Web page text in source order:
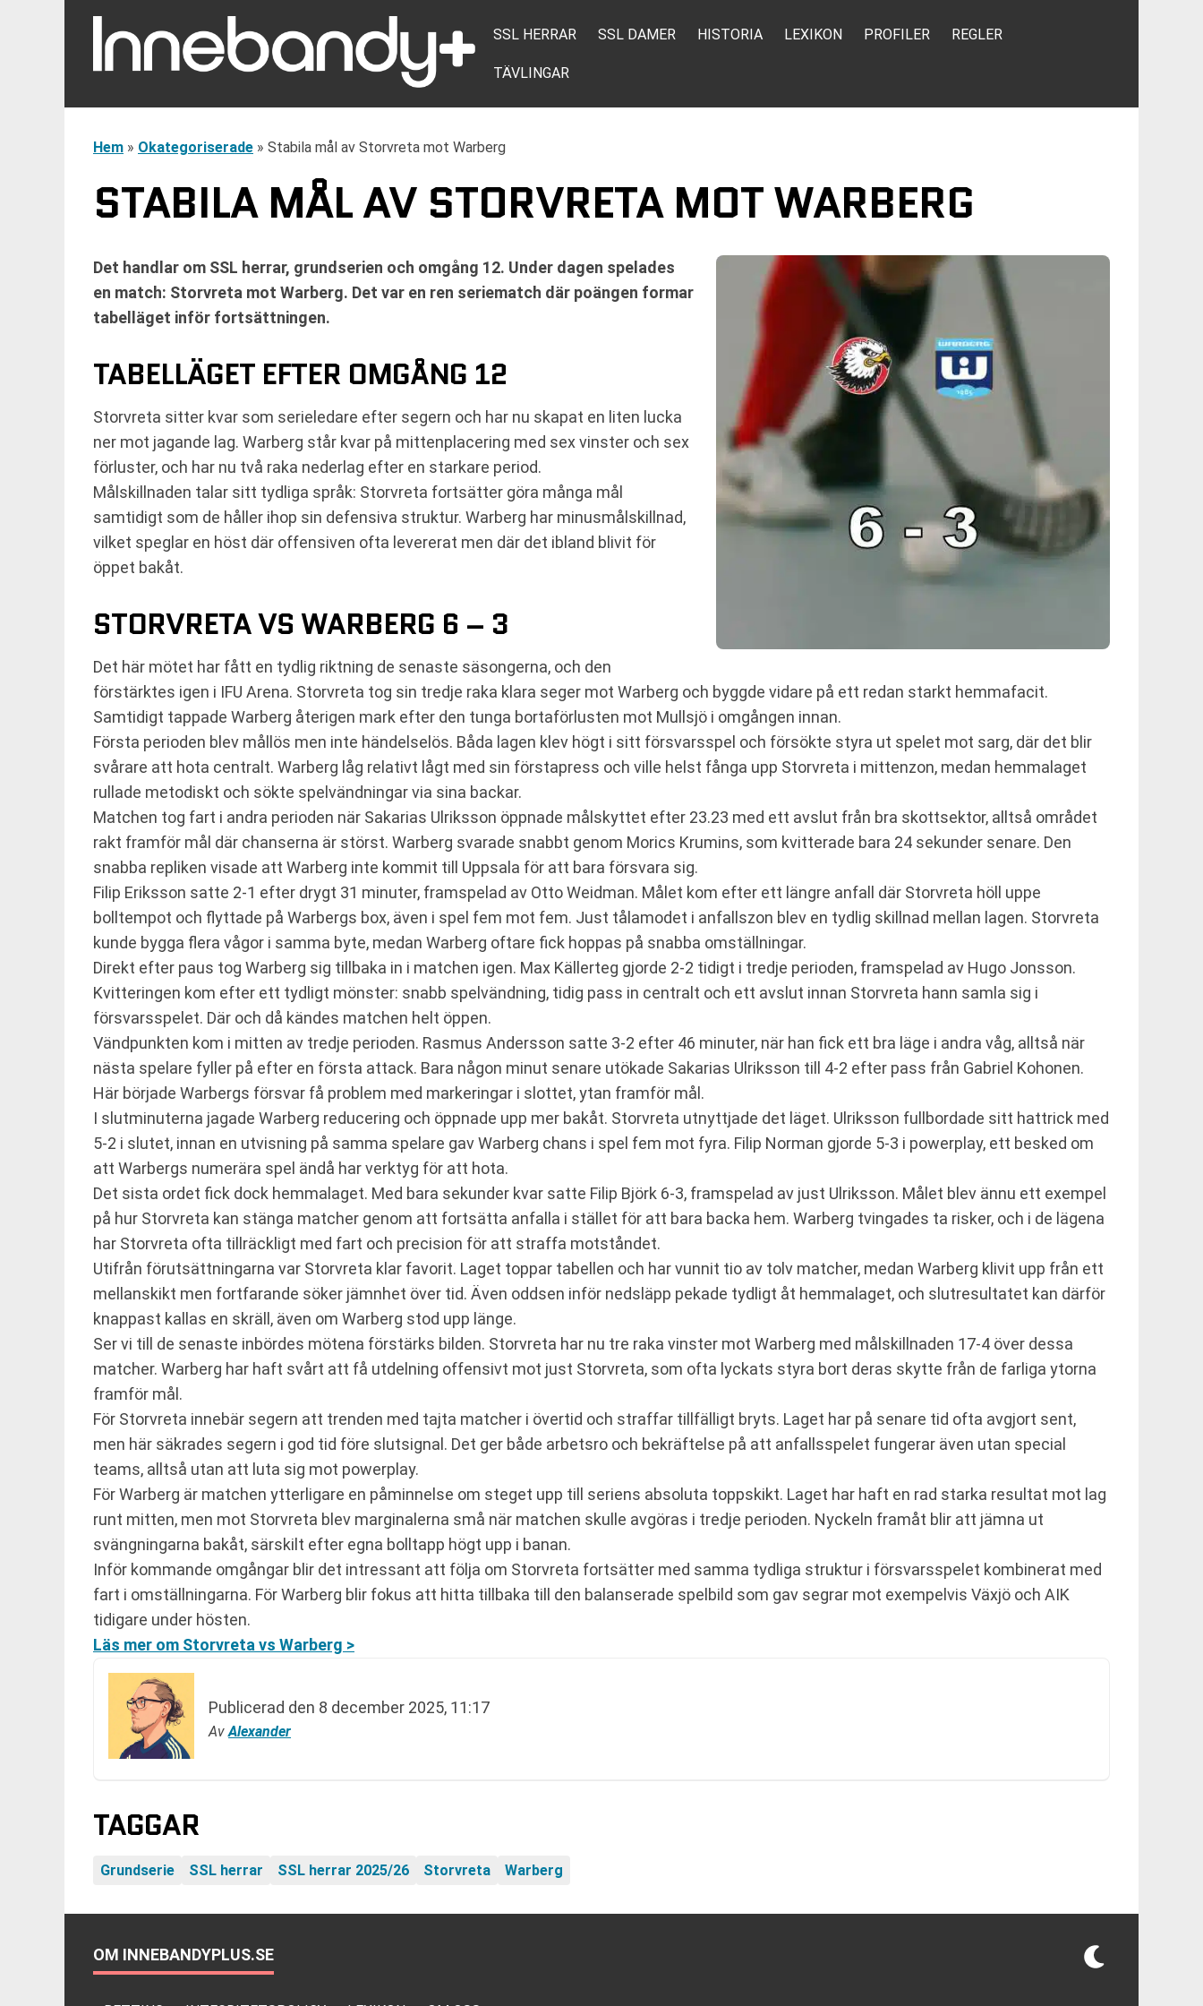
SSL HERRAR SSL DAMER HISTORIA LEXIKON PROFILER REGLER
TÄVLINGAR
Hem » Okategoriserade » Stabila mål av Storvreta mot Warberg
STABILA MÅL AV STORVRETA MOT WARBERG
Det handlar om SSL herrar, grundserien och omgång 12. Under dagen spelades
en match: Storvreta mot Warberg. Det var en ren seriematch där poängen formar
tabelläget inför fortsättningen.
TABELLÄGET EFTER OMGÅNG 12
Storvreta sitter kvar som serieledare efter segern och har nu skapat en liten lucka
ner mot jagande lag. Warberg står kvar på mittenplacering med sex vinster och sex
förluster, och har nu två raka nederlag efter en starkare period.
Målskillnaden talar sitt tydliga språk: Storvreta fortsätter göra många mål
samtidigt som de håller ihop sin defensiva struktur. Warberg har minusmålskillnad,
vilket speglar en höst där offensiven ofta levererat men där det ibland blivit för
öppet bakåt.
STORVRETA VS WARBERG 6 – 3
Det här mötet har fått en tydlig riktning de senaste säsongerna, och den
förstärktes igen i IFU Arena. Storvreta tog sin tredje raka klara seger mot Warberg och byggde vidare på ett redan starkt hemmafacit.
Samtidigt tappade Warberg återigen mark efter den tunga bortaförlusten mot Mullsjö i omgången innan.
Första perioden blev mållös men inte händelselös. Båda lagen klev högt i sitt försvarsspel och försökte styra ut spelet mot sarg, där det blir
svårare att hota centralt. Warberg låg relativt lågt med sin förstapress och ville helst fånga upp Storvreta i mittenzon, medan hemmalaget
rullade metodiskt och sökte spelvändningar via sina backar.
Matchen tog fart i andra perioden när Sakarias Ulriksson öppnade målskyttet efter 23.23 med ett avslut från bra skottsektor, alltså området
rakt framför mål där chanserna är störst. Warberg svarade snabbt genom Morics Krumins, som kvitterade bara 24 sekunder senare. Den
snabba repliken visade att Warberg inte kommit till Uppsala för att bara försvara sig.
Filip Eriksson satte 2-1 efter drygt 31 minuter, framspelad av Otto Weidman. Målet kom efter ett längre anfall där Storvreta höll uppe
bolltempot och flyttade på Warbergs box, även i spel fem mot fem. Just tålamodet i anfallszon blev en tydlig skillnad mellan lagen. Storvreta
kunde bygga flera vågor i samma byte, medan Warberg oftare fick hoppas på snabba omställningar.
Direkt efter paus tog Warberg sig tillbaka in i matchen igen. Max Källerteg gjorde 2-2 tidigt i tredje perioden, framspelad av Hugo Jonsson.
Kvitteringen kom efter ett tydligt mönster: snabb spelvändning, tidig pass in centralt och ett avslut innan Storvreta hann samla sig i
försvarsspelet. Där och då kändes matchen helt öppen.
Vändpunkten kom i mitten av tredje perioden. Rasmus Andersson satte 3-2 efter 46 minuter, när han fick ett bra läge i andra våg, alltså när
nästa spelare fyller på efter en första attack. Bara någon minut senare utökade Sakarias Ulriksson till 4-2 efter pass från Gabriel Kohonen.
Här började Warbergs försvar få problem med markeringar i slottet, ytan framför mål.
I slutminuterna jagade Warberg reducering och öppnade upp mer bakåt. Storvreta utnyttjade det läget. Ulriksson fullbordade sitt hattrick med
5-2 i slutet, innan en utvisning på samma spelare gav Warberg chans i spel fem mot fyra. Filip Norman gjorde 5-3 i powerplay, ett besked om
att Warbergs numerära spel ändå har verktyg för att hota.
Det sista ordet fick dock hemmalaget. Med bara sekunder kvar satte Filip Björk 6-3, framspelad av just Ulriksson. Målet blev ännu ett exempel
på hur Storvreta kan stänga matcher genom att fortsätta anfalla i stället för att bara backa hem. Warberg tvingades ta risker, och i de lägena
har Storvreta ofta tillräckligt med fart och precision för att straffa motståndet.
Utifrån förutsättningarna var Storvreta klar favorit. Laget toppar tabellen och har vunnit tio av tolv matcher, medan Warberg klivit upp från ett
mellanskikt men fortfarande söker jämnhet över tid. Även oddsen inför nedsläpp pekade tydligt åt hemmalaget, och slutresultatet kan därför
knappast kallas en skräll, även om Warberg stod upp länge.
Ser vi till de senaste inbördes mötena förstärks bilden. Storvreta har nu tre raka vinster mot Warberg med målskillnaden 17-4 över dessa
matcher. Warberg har haft svårt att få utdelning offensivt mot just Storvreta, som ofta lyckats styra bort deras skytte från de farliga ytorna
framför mål.
För Storvreta innebär segern att trenden med tajta matcher i övertid och straffar tillfälligt bryts. Laget har på senare tid ofta avgjort sent,
men här säkrades segern i god tid före slutsignal. Det ger både arbetsro och bekräftelse på att anfallsspelet fungerar även utan special
teams, alltså utan att luta sig mot powerplay.
För Warberg är matchen ytterligare en påminnelse om steget upp till seriens absoluta toppskikt. Laget har haft en rad starka resultat mot lag
runt mitten, men mot Storvreta blev marginalerna små när matchen skulle avgöras i tredje perioden. Nyckeln framåt blir att jämna ut
svängningarna bakåt, särskilt efter egna bolltapp högt upp i banan.
Inför kommande omgångar blir det intressant att följa om Storvreta fortsätter med samma tydliga struktur i försvarsspelet kombinerat med
fart i omställningarna. För Warberg blir fokus att hitta tillbaka till den balanserade spelbild som gav segrar mot exempelvis Växjö och AIK
tidigare under hösten.
Läs mer om Storvreta vs Warberg >
Publicerad den 8 december 2025, 11:17
AvAlexander
TAGGAR
Grundserie SSL herrar SSL herrar 2025/26 Storvreta Warberg
OM INNEBANDYPLUS.SE